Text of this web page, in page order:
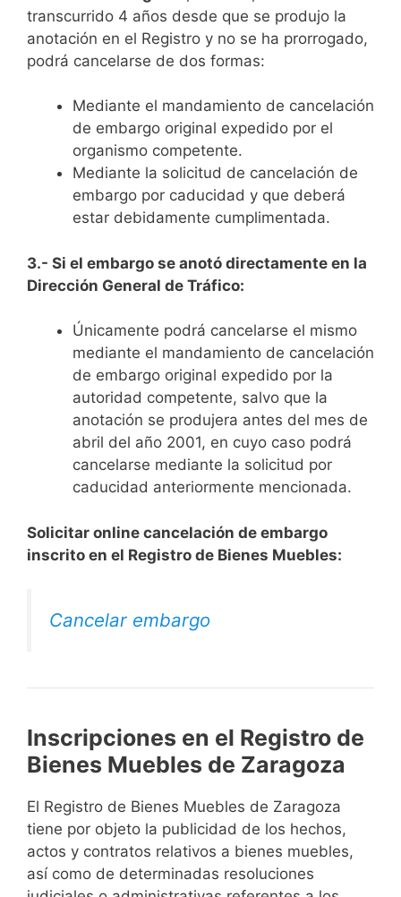
transcurrido 4 años desde que se produjo la
anotación en el Registro y no se ha prorrogado,
podrá cancelarse de dos formas:
Mediante el mandamiento de cancelación
de embargo original expedido por el
organismo competente.
Mediante la solicitud de cancelación de
embargo por caducidad y que deberá
estar debidamente cumplimentada.
3.- Si el embargo se anotó directamente en la
Dirección General de Tráfico:
Únicamente podrá cancelarse el mismo
mediante el mandamiento de cancelación
de embargo original expedido por la
autoridad competente, salvo que la
anotación se produjera antes del mes de
abril del año 2001, en cuyo caso podrá
cancelarse mediante la solicitud por
caducidad anteriormente mencionada.
Solicitar online cancelación de embargo
inscrito en el Registro de Bienes Muebles:
Cancelar embargo
Inscripciones en el Registro de
Bienes Muebles de Zaragoza
El Registro de Bienes Muebles de Zaragoza
tiene por objeto la publicidad de los hechos,
actos y contratos relativos a bienes muebles,
así como de determinadas resoluciones